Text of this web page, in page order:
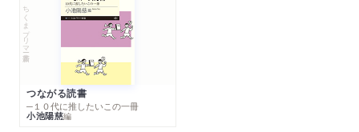
ちくまプリマー新書
つながる読書
─１０代に推したいこの一冊
小池陽慈編